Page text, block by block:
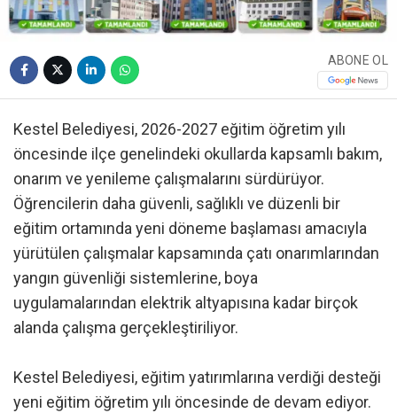
ABONE OL
Kestel Belediyesi, 2026-2027 eğitim öğretim yılı
öncesinde ilçe genelindeki okullarda kapsamlı bakım,
onarım ve yenileme çalışmalarını sürdürüyor.
Öğrencilerin daha güvenli, sağlıklı ve düzenli bir
eğitim ortamında yeni döneme başlaması amacıyla
yürütülen çalışmalar kapsamında çatı onarımlarından
yangın güvenliği sistemlerine, boya
uygulamalarından elektrik altyapısına kadar birçok
alanda çalışma gerçekleştiriliyor.
Kestel Belediyesi, eğitim yatırımlarına verdiği desteği
yeni eğitim öğretim yılı öncesinde de devam ediyor.